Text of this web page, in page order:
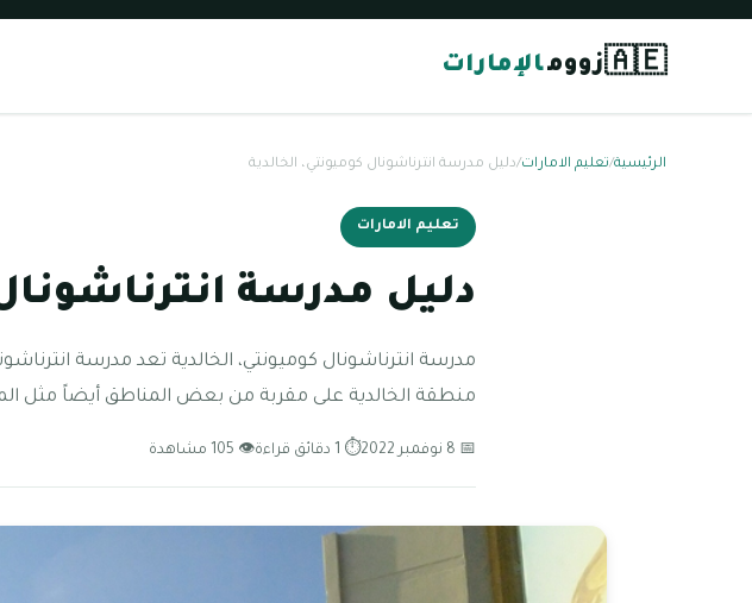
🇦🇪زوومالإمارات
الرئيسية/تعليم الامارات/دليل مدرسة انترناشونال كوميونتي، الخالدية
تعليم الامارات
دليل مدرسة
منطقة الخالدية على مقربة من بعض المناطق أيضاً مثل
📅 8 نوفمبر 2022 ⏱ 1 دقائق قراءة 👁 105 مشاهدة